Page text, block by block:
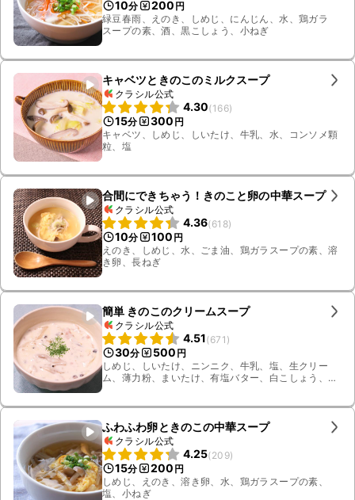
10分 200 円
緑豆春雨、えのき、しめじ、にんじん、水、鶏ガラ
スープの素、酒、黒こしょう、小ねぎ
キャベツときのこのミルクスープ
クラシル公式
4.30(166)
15分 300 円
キャベツ、しめじ、しいたけ、牛乳、水、コンソメ顆
粒、塩
合間にできちゃう！きのこと卵の中華スープ
クラシル公式
4.36(618)
10分 100 円
えのき、しめじ、水、ごま油、鶏ガラスープの素、溶
き卵、長ねぎ
簡単 きのこのクリームスープ
クラシル公式
4.51(671 )
30分 500 円
しめじ、しいたけ、ニンニク、牛乳、塩、生クリー
ム、薄力粉、まいたけ、有塩バター、白こしょう、パ
ふわふわ卵ときのこの中華スープ
クラシル公式
4.25(209)
15分 200 円
しめじ、えのき、溶き卵、水、鶏ガラスープの素、
塩、小ねぎ